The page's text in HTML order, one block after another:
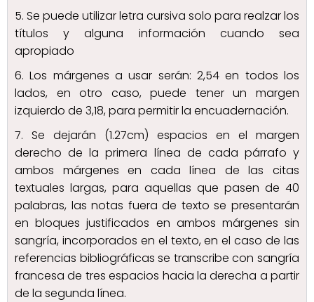
5. Se puede utilizar letra cursiva solo para realzar los
títulos y alguna información cuando sea
apropiado
6. Los márgenes a usar serán: 2,54 en todos los
lados, en otro caso, puede tener un margen
izquierdo de 3,18, para permitir la encuadernación.
7. Se dejarán (1.27cm) espacios en el margen
derecho de la primera línea de cada párrafo y
ambos márgenes en cada línea de las citas
textuales largas, para aquellas que pasen de 40
palabras, las notas fuera de texto se presentarán
en bloques justificados en ambos márgenes sin
sangría, incorporados en el texto, en el caso de las
referencias bibliográficas se transcribe con sangría
francesa de tres espacios hacia la derecha a partir
de la segunda línea.